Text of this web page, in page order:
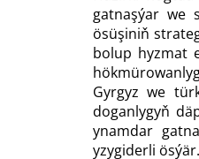
gatnaşýar we
ösüşiniň
bolup hyzmat
Gyrgyz we
doganlygyň
ynamdar
yzygiderli